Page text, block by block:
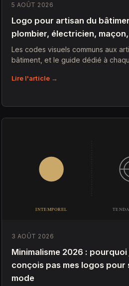
5 AOÛT 2026
Logo pour artisan du
plombier, électricien,
Les codes visuels communs aux
bâtiment, et le guide dédié à
Lire l'article →
3 AOÛT 2026
Minimalisme 2026 : pourquoi
conçois pas mes logos pour
mode